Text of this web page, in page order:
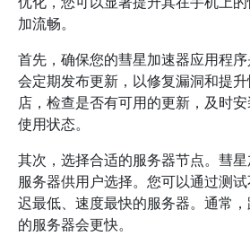
加流畅。
首先，确保您的彗星加速器应用程
会定期发布更新，以修复漏洞和提
店，检查是否有可用的更新，及时
使用状态。
其次，选择合适的服务器节点。彗
服务器供用户选择。您可以通过测
迟最低、速度最快的服务器。通常
的服务器会更快。